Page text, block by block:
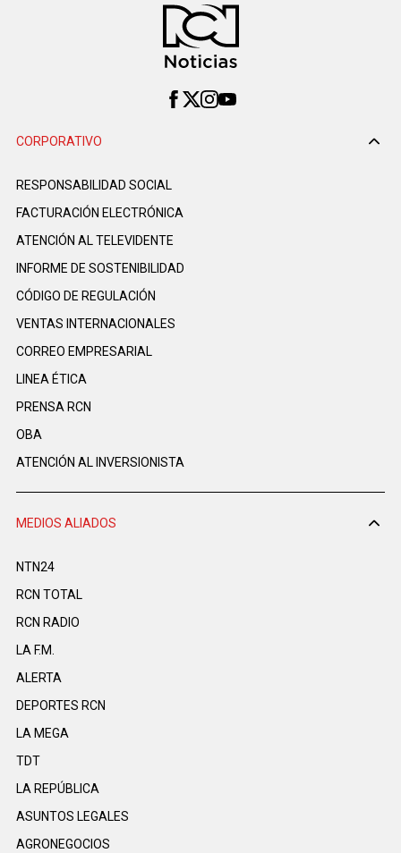
CORPORATIVO
RESPONSABILIDAD SOCIAL
FACTURACIÓN ELECTRÓNICA
ATENCIÓN AL TELEVIDENTE
INFORME DE SOSTENIBILIDAD
CÓDIGO DE REGULACIÓN
VENTAS INTERNACIONALES
CORREO EMPRESARIAL
LINEA ÉTICA
PRENSA RCN
OBA
ATENCIÓN AL INVERSIONISTA
MEDIOS ALIADOS
NTN24
RCN TOTAL
RCN RADIO
LA F.M.
ALERTA
DEPORTES RCN
LA MEGA
TDT
LA REPÚBLICA
ASUNTOS LEGALES
AGRONEGOCIOS